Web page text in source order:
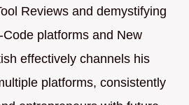
Reviews and demystifying
platforms and New
effectively channels his
platforms, consistently